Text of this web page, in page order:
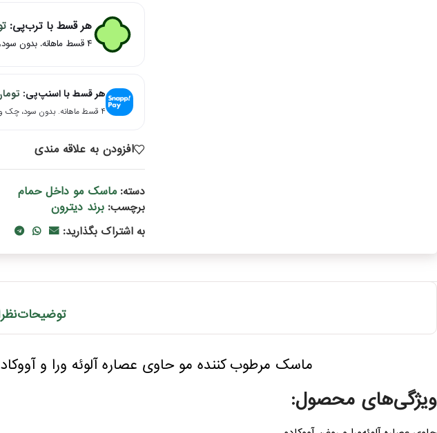
هر قسط با ترب‌پی:
۴ قسط ماهانه. بدون سود، چک و ضامن.
هر قسط با اسنپ‌پی:
۴ قسط ماهانه. بدون سود، چک و ضامن.
افزودن به علاقه مندی
دسته: ماسک مو داخل حمام
برچسب: برند دیترون
به اشتراک بگذارید:
توضیحات
ماسک مرطوب کننده مو حاوی عصاره آلوئه ورا و
ویژگی‌های محصول: